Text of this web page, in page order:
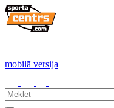
mobilā versija